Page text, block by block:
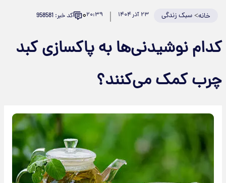
خانه>سبک زندگی ۲۳ آذر ۱۴۰۴ ۲۰:۳۹۰ کد خبر: 958581
کدام نوشیدنی‌ها به پاکسازی کبد
چرب کمک می‌کنند؟